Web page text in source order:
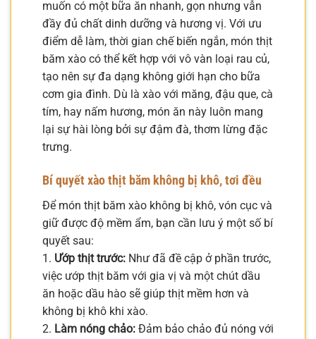
muốn có một bữa ăn nhanh, gọn nhưng vẫn
đầy đủ chất dinh dưỡng và hương vị. Với ưu
điểm dễ làm, thời gian chế biến ngắn, món thịt
băm xào có thể kết hợp với vô vàn loại rau củ,
tạo nên sự đa dạng không giới hạn cho bữa
cơm gia đình. Dù là xào với măng, đậu que, cà
tím, hay nấm hương, món ăn này luôn mang
lại sự hài lòng bởi sự đậm đà, thơm lừng đặc
trưng.
Bí quyết xào thịt băm không bị khô, tơi đều
Để món thịt băm xào không bị khô, vón cục và
giữ được độ mềm ẩm, bạn cần lưu ý một số bí
quyết sau:
1. Ướp thịt trước: Như đã đề cập ở phần trước,
việc ướp thịt băm với gia vị và một chút dầu
ăn hoặc dầu hào sẽ giúp thịt mềm hơn và
không bị khô khi xào.
2. Làm nóng chảo: Đảm bảo chảo đủ nóng với